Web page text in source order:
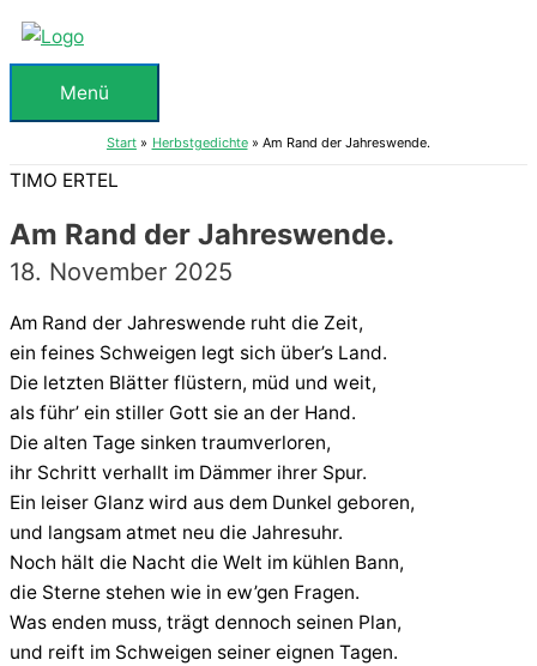
Zum
Inhalt
springenMenü
Menü
Start Herbstgedichte Am Rand der Jahreswende.
TIMO ERTEL
Am Rand der Jahreswende.
18. November 2025
Am Rand der Jahreswende ruht die Zeit,
ein feines Schweigen legt sich über’s Land.
Die letzten Blätter flüstern, müd und weit,
als führ’ ein stiller Gott sie an der Hand.
Die alten Tage sinken traumverloren,
ihr Schritt verhallt im Dämmer ihrer Spur.
Ein leiser Glanz wird aus dem Dunkel geboren,
und langsam atmet neu die Jahresuhr.
Noch hält die Nacht die Welt im kühlen Bann,
die Sterne stehen wie in ew’gen Fragen.
Was enden muss, trägt dennoch seinen Plan,
und reift im Schweigen seiner eignen Tagen.